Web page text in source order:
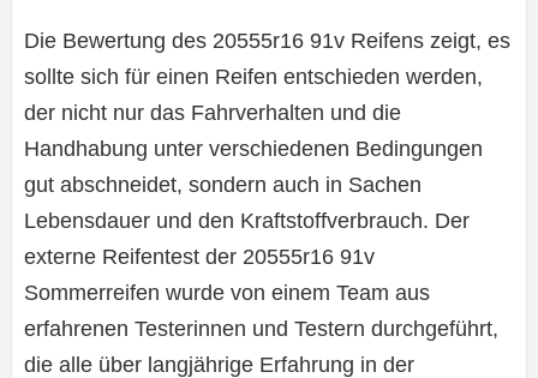
Die Bewertung des 20555r16 91v Reifens zeigt, es
sollte sich für einen Reifen entschieden werden,
der nicht nur das Fahrverhalten und die
Handhabung unter verschiedenen Bedingungen
gut abschneidet, sondern auch in Sachen
Lebensdauer und den Kraftstoffverbrauch. Der
externe Reifentest der 20555r16 91v
Sommerreifen wurde von einem Team aus
erfahrenen Testerinnen und Testern durchgeführt,
die alle über langjährige Erfahrung in der